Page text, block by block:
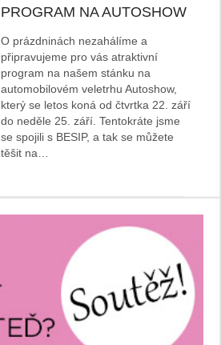
PROGRAM NA AUTOSHOW
O prázdninách nezahálíme a
připravujeme pro vás atraktivní
program na našem stánku na
automobilovém veletrhu Autoshow,
který se letos koná od čtvrtka 22. září
do neděle 25. září. Tentokráte jsme
se spojili s BESIP, a tak se můžete
těšit na…